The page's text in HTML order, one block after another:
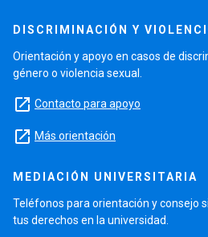
DISCRIMINACIÓN Y
Orientación y apoyo en casos de
género o violencia sexual.
launch Contacto para apoyo
launch Más orientación
MEDIACIÓN UNIVERSITARIA
Teléfonos para orientación y consejo
tus derechos en la universidad.